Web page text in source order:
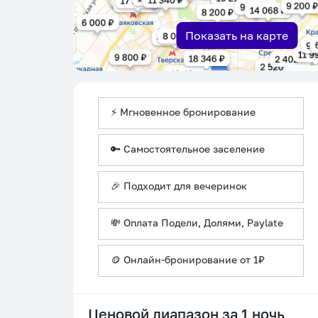
Показать на карте
⚡ Мгновенное бронирование
🔑 Самостоятельное заселение
🎉 Подходит для вечеринок
💸 Оплата Подели, Долями, Paylate
🪙 Онлайн-бронирование от 1₽
Ценовой диапазон за 1 ночь